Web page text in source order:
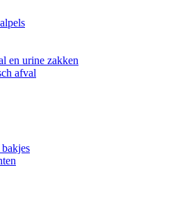
en urine zakken
afval